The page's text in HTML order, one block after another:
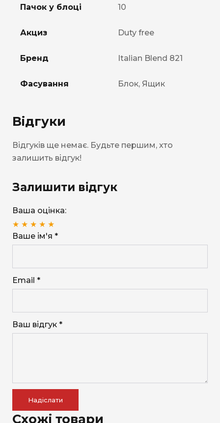
Пачок у блоці 10
Акциз Duty free
Бренд Italian Blend 821
Фасування Блок, Ящик
Відгуки
Відгуків ще немає. Будьте першим, хто
залишить відгук!
Залишити відгук
Ваша оцінка:
★ ★ ★ ★ ★
Ваше ім'я *
Email *
Ваш відгук *
Надіслати
Схожі товари